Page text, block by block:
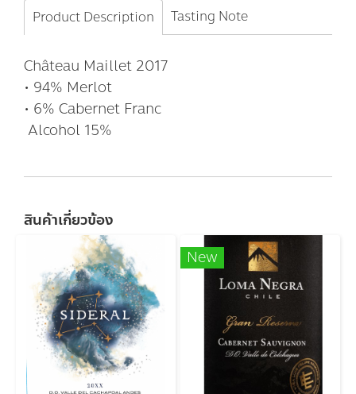
Product Description Tasting Note
Château Maillet 2017
• 94% Merlot
• 6% Cabernet Franc
Alcohol 15%
สินค้าเกี่ยวข้อง
New